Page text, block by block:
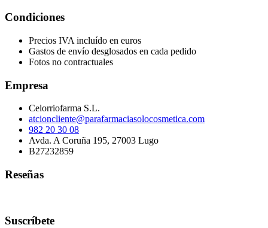
Condiciones
Precios IVA incluído en euros
Gastos de envío desglosados en cada pedido
Fotos no contractuales
Empresa
Celorriofarma S.L.
atcioncliente@parafarmaciasolocosmetica.com
982 20 30 08
Avda. A Coruña 195, 27003 Lugo
B27232859
Reseñas
Suscríbete